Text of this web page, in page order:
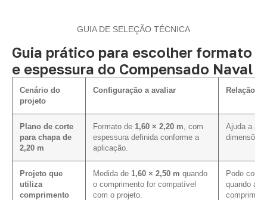
GUIA DE SELEÇÃO TÉCNICA
Guia prático para escolher formato
e espessura do Compensado Naval
Cenário do
projeto
Configuração a avaliar Relação
Plano de corte
para chapa de
2,20 m
Formato de 1,60 × 2,20 m , com
espessura definida conforme a
aplicação.
Ajuda a
dimensões
Projeto que
utiliza
comprimento
Medida de 1,60 × 2,50 m quando
o comprimento for compatível
com o projeto.
Pode
quando a